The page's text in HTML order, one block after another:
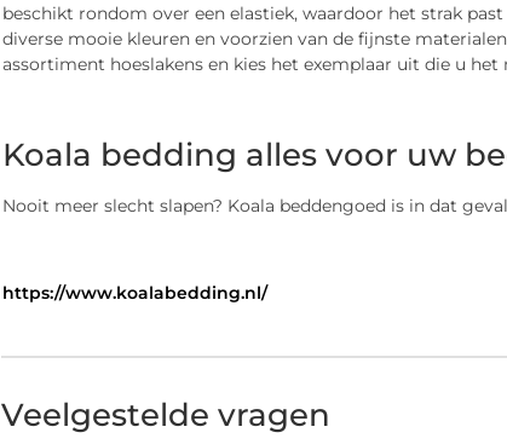
beschikt rondom over een elastiek, waardoor het strak
diverse mooie kleuren en voorzien van de fijnste
assortiment hoeslakens en kies het exemplaar uit die u
Koala bedding alles voor uw
Nooit meer slecht slapen? Koala beddengoed is in dat
https://www.koalabedding.nl/
Veelgestelde vragen